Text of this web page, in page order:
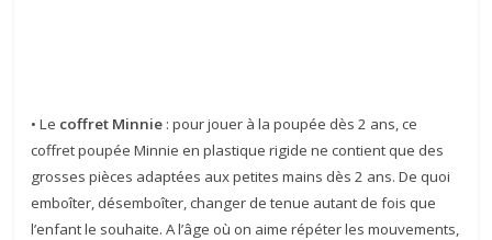
• Le coffret Minnie : pour jouer à la poupée dès 2 ans, ce
coffret poupée Minnie en plastique rigide ne contient que des
grosses pièces adaptées aux petites mains dès 2 ans. De quoi
emboîter, désemboîter, changer de tenue autant de fois que
l’enfant le souhaite. A l’âge où on aime répéter les mouvements,